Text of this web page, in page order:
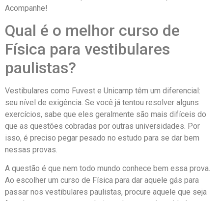
Acompanhe!
Qual é o melhor curso de
Física para vestibulares
paulistas?
Vestibulares como Fuvest e Unicamp têm um diferencial:
seu nível de exigência. Se você já tentou resolver alguns
exercícios, sabe que eles geralmente são mais difíceis do
que as questões cobradas por outras universidades. Por
isso, é preciso pegar pesado no estudo para se dar bem
nessas provas.
A questão é que nem todo mundo conhece bem essa prova.
Ao escolher um curso de Física para dar aquele gás para
passar nos vestibulares paulistas, procure aquele que seja